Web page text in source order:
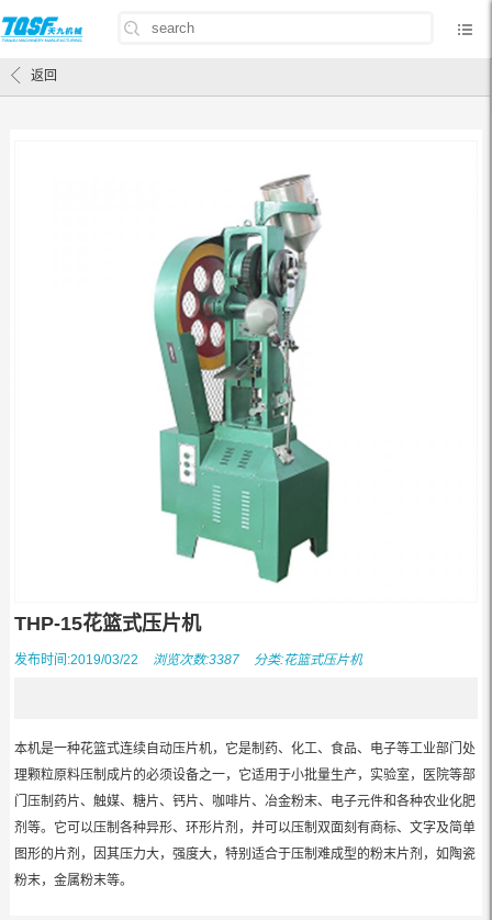
首页/产品中心 压片机 /花篮式压片机
返回
THP-15花篮式压片机
发布时间:2019/03/22 浏览次数:3387 分类:花篮式压片机
本机是一种花篮式连续自动压片机，它是制药、化工、食品、电子等工业部门处
理颗粒原料压制成片的必须设备之一，它适用于小批量生产，实验室，医院等部
门压制药片、触媒、糖片、钙片、咖啡片、冶金粉末、电子元件和各种农业化肥
剂等。它可以压制各种异形、环形片剂，并可以压制双面刻有商标、文字及简单
图形的片剂，因其压力大，强度大，特别适合于压制难成型的粉末片剂，如陶瓷
粉末，金属粉末等。